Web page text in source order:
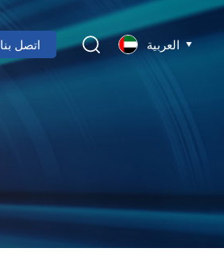
اتصل بنا العربية